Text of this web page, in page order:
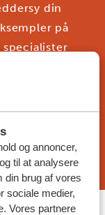
og annoncer,
til at analysere
din brug af vores
sociale medier,
Vores partnere
din
på
specialister
din